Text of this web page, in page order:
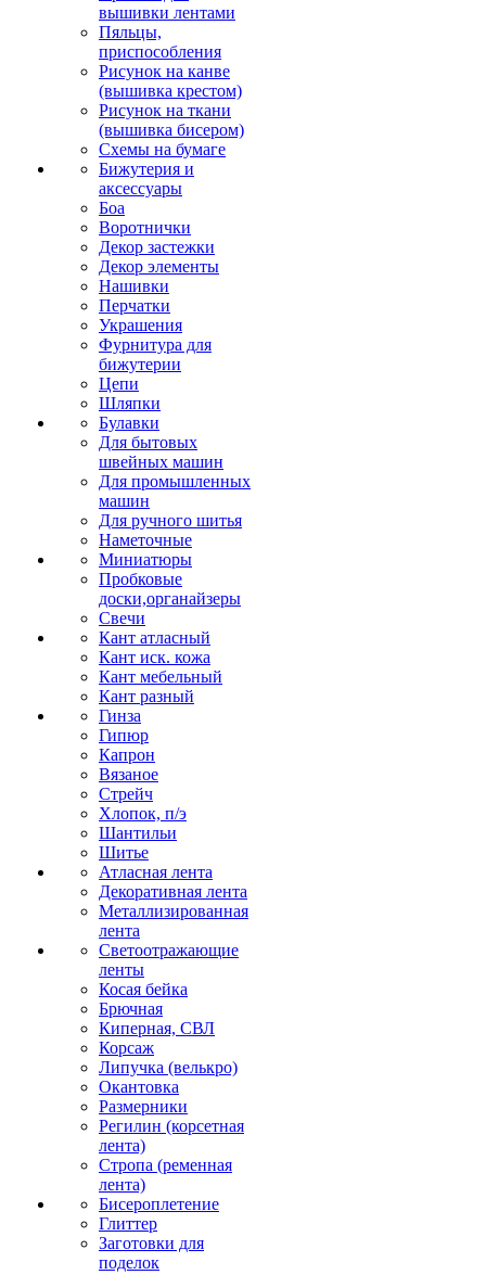
вышивки лентами
Пяльцы,
приспособления
Рисунок на канве
(вышивка крестом)
Рисунок на ткани
(вышивка бисером)
Схемы на бумаге
Бижутерия и
аксессуары
Боа
Воротнички
Декор застежки
Декор элементы
Нашивки
Перчатки
Украшения
Фурнитура для
бижутерии
Цепи
Шляпки
Булавки
Для бытовых
швейных машин
Для промышленных
машин
Для ручного шитья
Наметочные
Миниатюры
Пробковые
доски,органайзеры
Свечи
Кант атласный
Кант иск. кожа
Кант мебельный
Кант разный
Гинза
Гипюр
Капрон
Вязаное
Стрейч
Хлопок, п/э
Шантильи
Шитье
Атласная лента
Декоративная лента
Металлизированная
лента
Светоотражающие
ленты
Косая бейка
Брючная
Киперная, СВЛ
Корсаж
Липучка (велькро)
Окантовка
Размерники
Регилин (корсетная
лента)
Стропа (ременная
лента)
Бисероплетение
Глиттер
Заготовки для
поделок